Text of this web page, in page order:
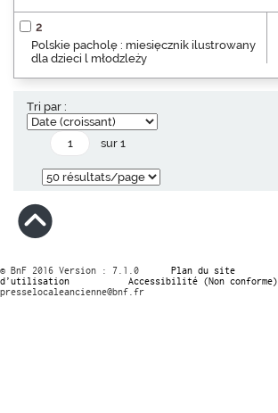
2
Polskie pacholę : miesięcznik ilustrowany
dla dzieci l młodzleży
Tri par :
sur 1
© BnF 2016 Version : 7.1.0 Plan du site
d’utilisation
Accessibilité (Non conforme)
presselocaleancienne@bnf.fr